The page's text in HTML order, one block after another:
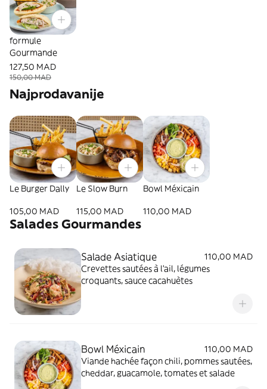
formule
Gourmande
127,50 MAD
150,00 MAD
Najprodavanije
Le Burger Dally
105,00 MAD
Le Slow Burn
115,00 MAD
Bowl Méxicain
110,00 MAD
Salades Gourmandes
Salade Asiatique
110,00 MAD
Crevettes sautées à l'ail, légumes
croquants, sauce cacahuètes
Bowl Méxicain
110,00 MAD
Viande hachée façon chili, pommes sautées,
cheddar, guacamole, tomates et salade